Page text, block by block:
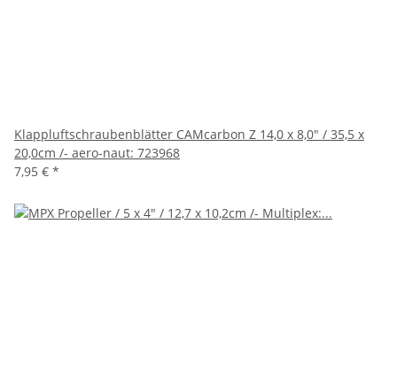
Klappluftschraubenblätter CAMcarbon Z 14,0 x 8,0" / 35,5 x
20,0cm /- aero-naut: 723968
7,95 € *